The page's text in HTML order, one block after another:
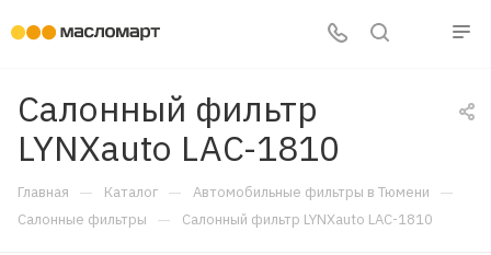
Салонный фильтр
LYNXauto LAC-1810
Главная — Каталог — Автомобильные фильтры в Тюмени —
Салонные фильтры — Салонный фильтр LYNXauto LAC-1810